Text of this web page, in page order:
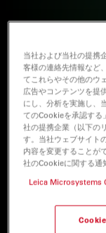
当社および当社の提携
客様の連絡先情報など
てこれらやその他のウ
広告やコンテンツを提
にし、分析を実施し、
てのCookieを承認する
社の提携企業（以下の
す。当社ウェブサイト
内容を変更することが
社のCookieに関する通
Leica Microsystems